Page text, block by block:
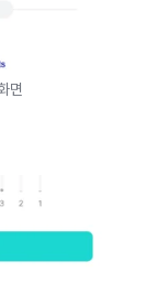
면